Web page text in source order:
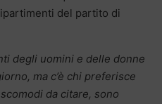
del partito di
degli uomini e delle donne
ma c’è chi preferisce
da citare, sono